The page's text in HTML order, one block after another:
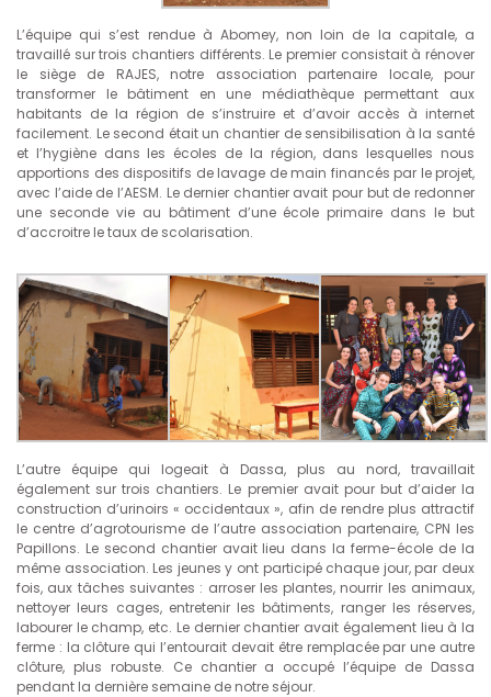
L’équipe qui s’est rendue à Abomey, non loin de la capitale, a
travaillé sur trois chantiers différents. Le premier consistait à rénover
le siège de RAJES, notre association partenaire locale, pour
transformer le bâtiment en une médiathèque permettant aux
habitants de la région de s’instruire et d’avoir accès à internet
facilement. Le second était un chantier de sensibilisation à la santé
et l’hygiène dans les écoles de la région, dans lesquelles nous
apportions des dispositifs de lavage de main financés par le projet,
avec l’aide de l’AESM. Le dernier chantier avait pour but de redonner
une seconde vie au bâtiment d’une école primaire dans le but
d’accroitre le taux de scolarisation.
L’autre équipe qui logeait à Dassa, plus au nord, travaillait
également sur trois chantiers. Le premier avait pour but d’aider la
construction d’urinoirs « occidentaux », afin de rendre plus attractif
le centre d’agrotourisme de l’autre association partenaire, CPN les
Papillons. Le second chantier avait lieu dans la ferme-école de la
même association. Les jeunes y ont participé chaque jour, par deux
fois, aux tâches suivantes : arroser les plantes, nourrir les animaux,
nettoyer leurs cages, entretenir les bâtiments, ranger les réserves,
labourer le champ, etc. Le dernier chantier avait également lieu à la
ferme : la clôture qui l’entourait devait être remplacée par une autre
clôture, plus robuste. Ce chantier a occupé l’équipe de Dassa
pendant la dernière semaine de notre séjour.